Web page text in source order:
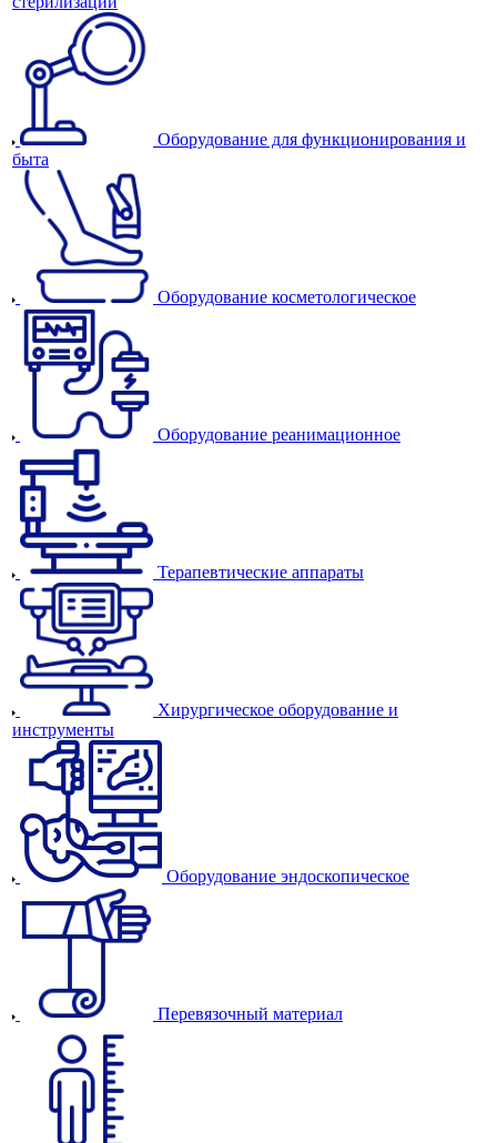
Оборудование для функционирования и
быта
Оборудование косметологическое
Оборудование реанимационное
Терапевтические аппараты
Хирургическое оборудование и
инструменты
Оборудование эндоскопическое
Перевязочный материал